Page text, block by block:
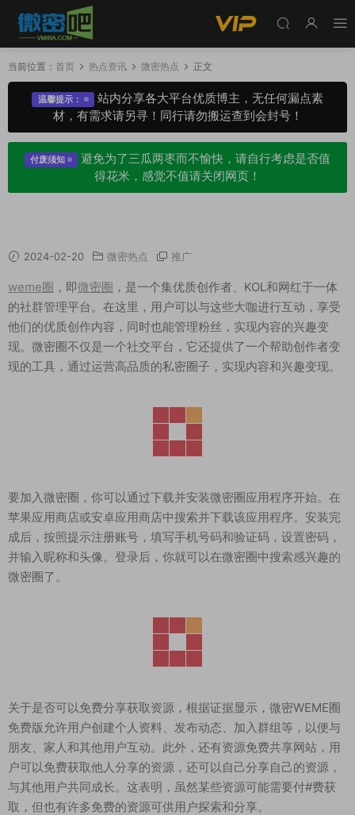
当前位置： 首页 热点资讯 微密热点 正文
温馨提示：
站内分享各大平台优质博主，无任何漏点素
材，有需求请另寻！同行请勿搬运查到会封号！
付废须知
避免为了三瓜两枣而不愉快，请自行考虑是否值
得花米，感觉不值请关闭网页！
2024-02-20 微密热点 推广
weme圈 ，即微密圈 ，是一个集优质创作者、KOL和网红于一体
的社群管理平台。在这里，用户可以与这些大咖进行互动，享受
他们的优质创作内容，同时也能管理粉丝，实现内容的兴趣变
现。微密圈不仅是一个社交平台，它还提供了一个帮助创作者变
现的工具，通过运营高品质的私密圈子，实现内容和兴趣变现。
要加入微密圈，你可以通过下载并安装微密圈应用程序开始。在
苹果应用商店或安卓应用商店中搜索并下载该应用程序。安装完
成后，按照提示注册账号，填写手机号码和验证码，设置密码，
并输入昵称和头像。登录后，你就可以在微密圈中搜索感兴趣的
微密圈了。
关于是否可以免费分享获取资源，根据证据显示，微密WEME圈
免费版允许用户创建个人资料、发布动态、加入群组等，以便与
朋友、家人和其他用户互动。此外，还有资源免费共享网站，用
户可以免费获取他人分享的资源，还可以自己分享自己的资源，
与其他用户共同成长。这表明，虽然某些资源可能需要付#费获
取，但也有许多免费的资源可供用户探索和分享。